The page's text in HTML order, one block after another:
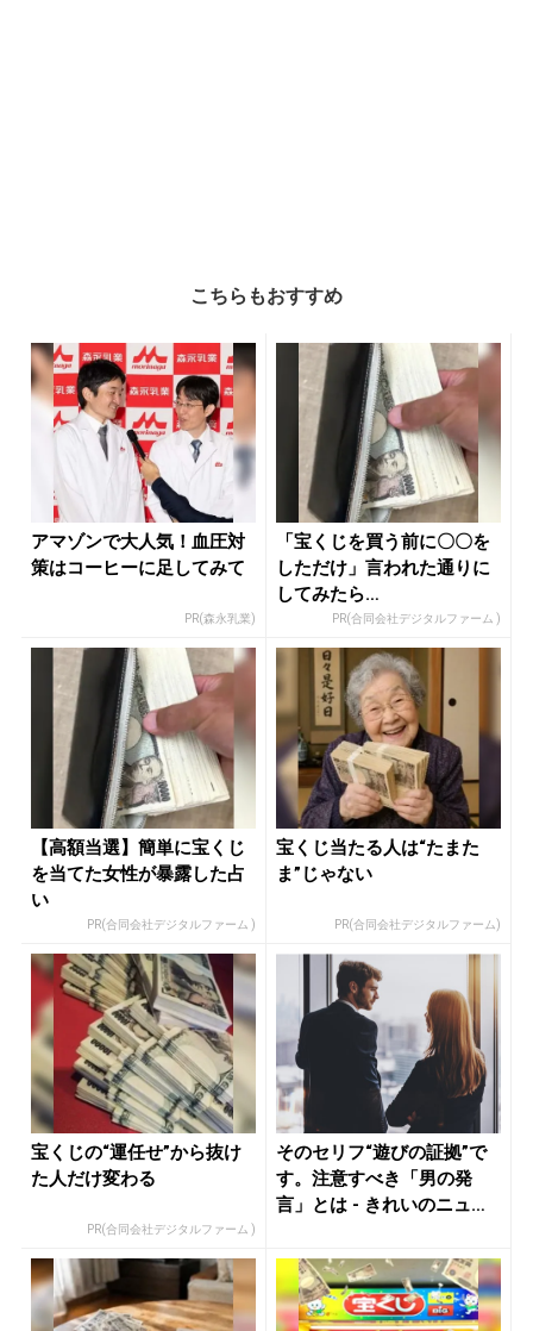
こちらもおすすめ
アマゾンで大人気！血圧対
策はコーヒーに足してみて
PR(森永乳業)
「宝くじを買う前に〇〇を
しただけ」言われた通りに
してみたら…
PR(合同会社デジタルファーム )
【高額当選】簡単に宝くじ
を当てた女性が暴露した占
い
PR(合同会社デジタルファーム )
宝くじ当たる人は“たまた
ま”じゃない
PR(合同会社デジタルファーム)
宝くじの“運任せ”から抜け
た人だけ変わる
PR(合同会社デジタルファーム )
そのセリフ“遊びの証拠”で
す。注意すべき「男の発
言」とは - きれいのニュー